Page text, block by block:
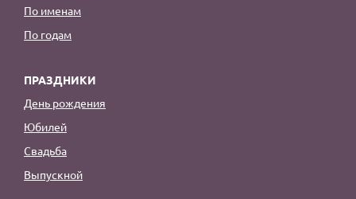
По именам
По годам
ПРАЗДНИКИ
День рождения
Юбилей
Свадьба
Выпускной